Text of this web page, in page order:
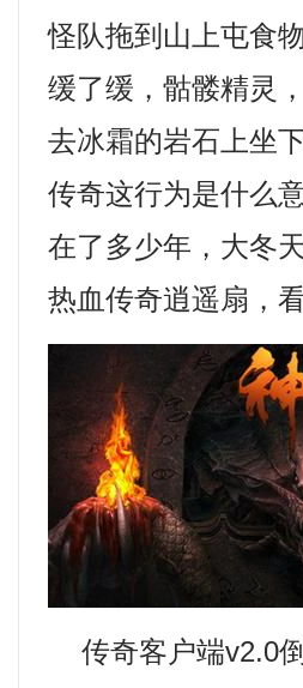
怪队拖到山上屯食
缓了缓，骷髅精灵
去冰霜的岩石上坐
传奇这行为是什么
在了多少年，大冬
热血传奇逍遥扇，
传奇客户端v2.0